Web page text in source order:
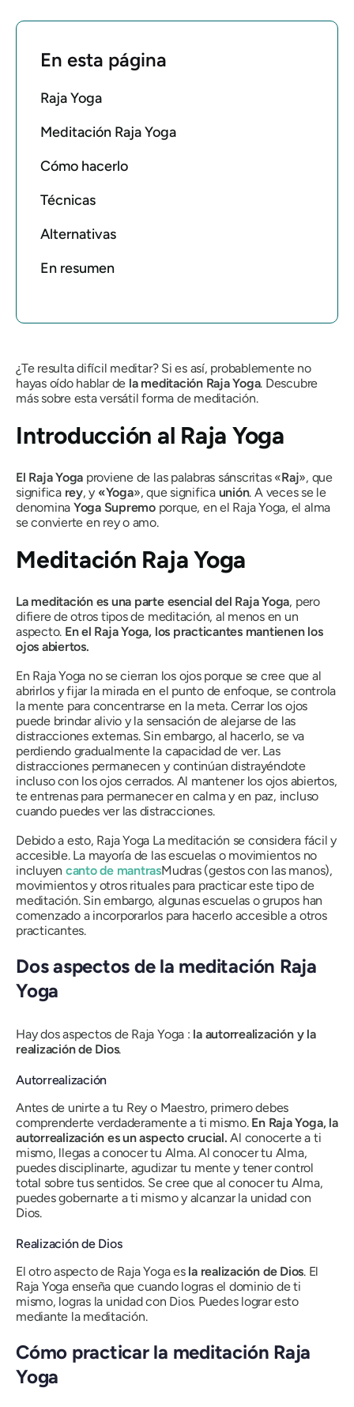
En esta página
Raja Yoga
Meditación Raja Yoga
Cómo hacerlo
Técnicas
Alternativas
En resumen
¿Te resulta difícil meditar? Si es así, probablemente no
hayas oído hablar de la meditación Raja Yoga. Descubre
más sobre esta versátil forma de meditación.
Introducción al Raja Yoga
El Raja Yoga proviene de las palabras sánscritas «Raj», que
significa rey, y «Yoga», que significa unión. A veces se le
denomina Yoga Supremoporque, enel Raja Yoga, el alma
se convierte en rey o amo.
Meditación Raja Yoga
La meditación es una parte esencial del Raja Yoga, pero
difiere de otros tipos de meditación, al menos en un
aspecto. En el Raja Yoga, los practicantes mantienen los
ojos abiertos.
En Raja Yoga no se cierran los ojos porque se cree que al
abrirlos y fijar la mirada en el punto de enfoque, se controla
la mente para concentrarse en la meta. Cerrar los ojos
puede brindar alivio y la sensación de alejarse de las
distracciones externas. Sin embargo, al hacerlo, se va
perdiendo gradualmente la capacidad de ver. Las
distracciones permanecen y continúan distrayéndote
incluso con los ojos cerrados. Al mantener los ojos abiertos,
te entrenas para permanecer en calma y en paz, incluso
cuando puedes ver las distracciones.
Debido a esto, Raja Yoga La meditación se considera fácil y
accesible. La mayoría de las escuelas o movimientos no
incluyen canto de mantrasMudras (gestos con las manos),
movimientos y otros rituales para practicar este tipo de
meditación. Sin embargo, algunas escuelas o grupos han
comenzado a incorporarlos para hacerlo accesible a otros
practicantes.
Dos aspectos de la meditación Raja
Yoga
Hay dos aspectos de Raja Yoga : la autorrealización y la
realización de Dios.
Autorrealización
Antes de unirte a tu Rey o Maestro, primero debes
comprenderte verdaderamente a ti mismo. En Raja Yoga, la
autorrealización es un aspecto crucial. Al conocerte a ti
mismo, llegas a conocer tu Alma. Al conocer tu Alma,
puedes disciplinarte, agudizar tu mente y tener control
total sobre tus sentidos. Se cree que al conocer tu Alma,
puedes gobernarte a ti mismo y alcanzar la unidad con
Dios.
Realización de Dios
El otro aspecto de Raja Yogaes la realización de Dios. El
Raja Yogaenseña que cuando logras el dominio de ti
mismo, logras la unidad con Dios. Puedes lograr esto
mediante la meditación.
Cómo practicar la meditación Raja
Yoga